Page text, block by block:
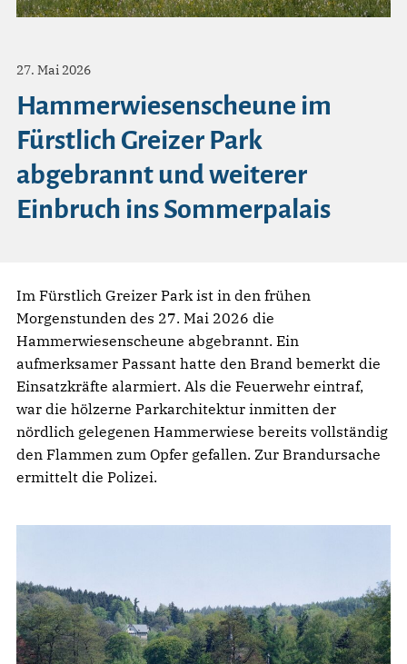
27. Mai 2026
Hammerwiesenscheune im
Fürstlich Greizer Park
abgebrannt und weiterer
Einbruch ins Sommerpalais
Im Fürstlich Greizer Park ist in den frühen
Morgenstunden des 27. Mai 2026 die
Hammerwiesenscheune abgebrannt. Ein
aufmerksamer Passant hatte den Brand bemerkt die
Einsatzkräfte alarmiert. Als die Feuerwehr eintraf,
war die hölzerne Parkarchitektur inmitten der
nördlich gelegenen Hammerwiese bereits vollständig
den Flammen zum Opfer gefallen. Zur Brandursache
ermittelt die Polizei.